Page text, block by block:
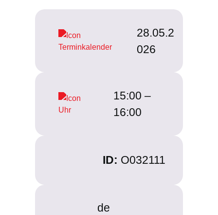
28.05.2
026
15:00 –
16:00
ID: O032111
de